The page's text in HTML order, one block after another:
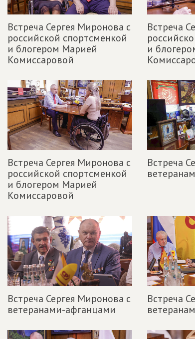
Встреча Сергея Миронова с
российской спортсменкой
и блогером Марией
Комиссаровой
Встреча
и
Встреча Сергея Миронова с
российской спортсменкой
и блогером Марией
Комиссаровой
Встреча
Встреча Сергея Миронова с
ветеранами-афганцами
Встреча